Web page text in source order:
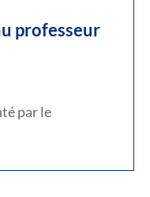
professeur
par le